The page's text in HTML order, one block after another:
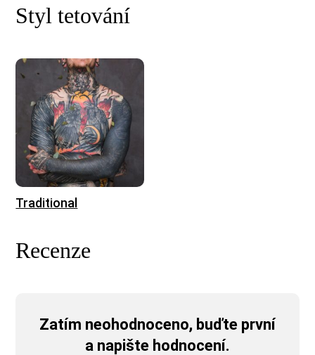
Styl tetování
Traditional
Recenze
Zatím neohodnoceno, buďte první
a napište hodnocení.